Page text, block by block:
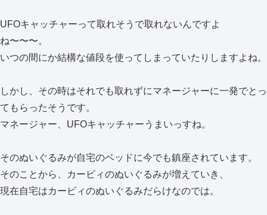
UFOキャッチャーって取れそうで取れないんですよ
ね〜〜〜。
いつの間にか結構な値段を使ってしまっていたりしますよね。
しかし、その時はそれでも取れずにマネージャーに一発でとっ
てもらったそうです。
マネージャー、UFOキャッチャーうまいっすね。
そのぬいぐるみが自宅のベッドに今でも鎮座されています。
そのことから、カービィのぬいぐるみが増えていき、
現在自宅はカービィのぬいぐるみだらけなのでは。